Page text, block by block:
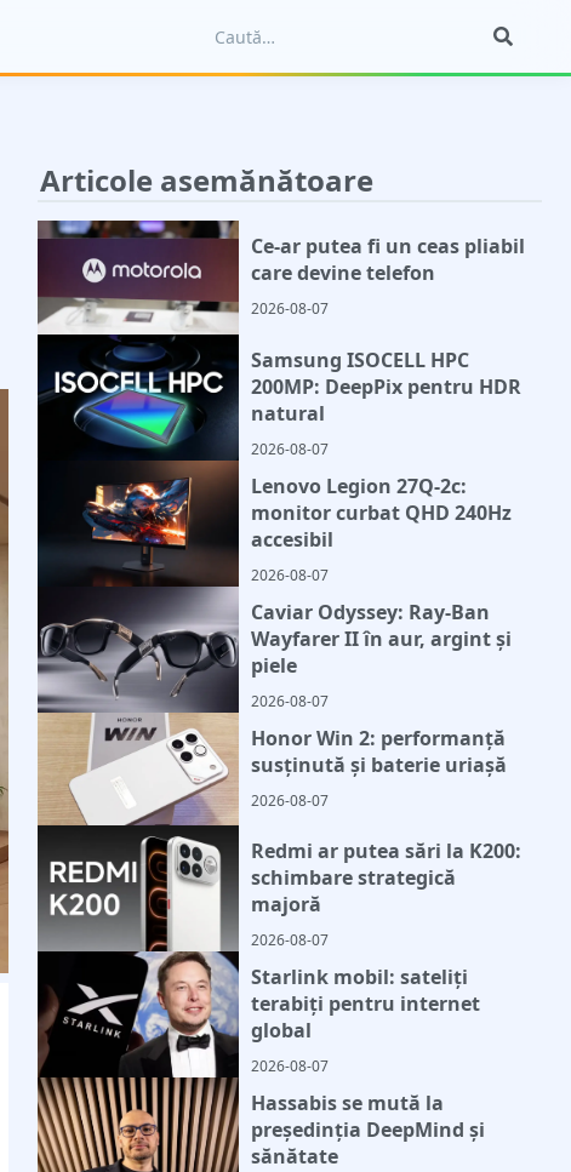
Articole asemănătoare
Ce-ar putea fi un ceas pliabil
care devine telefon
2026-08-07
Samsung ISOCELL HPC
200MP: DeepPix pentru HDR
natural
2026-08-07
Lenovo Legion 27Q-2c:
monitor curbat QHD 240Hz
accesibil
2026-08-07
Caviar Odyssey: Ray-Ban
Wayfarer II în aur, argint și
piele
2026-08-07
Honor Win 2: performanță
susținută și baterie uriașă
2026-08-07
Redmi ar putea sări la K200:
schimbare strategică
majoră
2026-08-07
Starlink mobil: sateliți
terabiți pentru internet
global
2026-08-07
Hassabis se mută la
președinția DeepMind și
sănătate